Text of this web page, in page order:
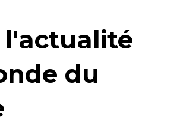
l'actualité
du